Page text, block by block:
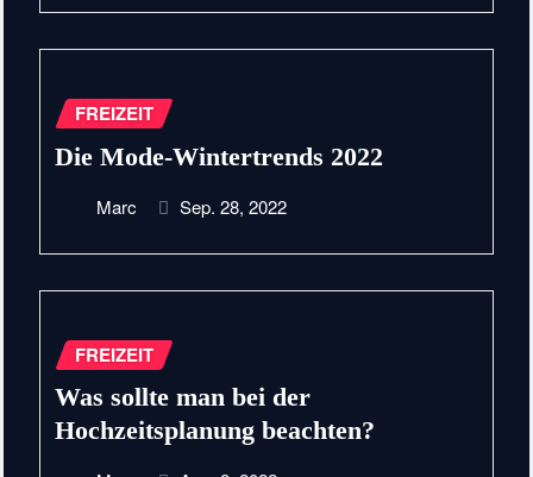
FREIZEIT
Die Mode-Wintertrends 2022
Marc Sep. 28, 2022
FREIZEIT
Was sollte man bei der
Hochzeitsplanung beachten?